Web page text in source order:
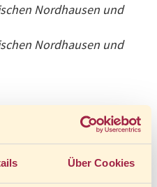
Über Cookies
Nordhausen und
Nordhausen und
von Fahrrädern ist
nicht möglich.